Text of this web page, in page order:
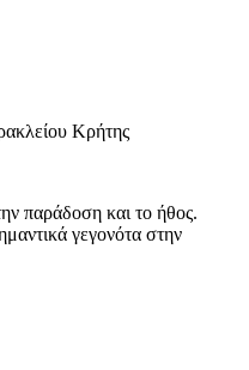
Κρήτης
παράδοση και το ήθος.
γεγονότα στην